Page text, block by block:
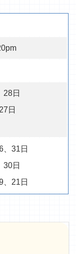
28日
日
、31日
30日
、21日